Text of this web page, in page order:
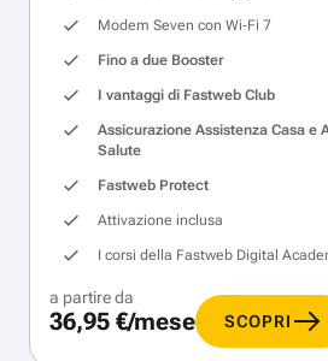
Modem Seven con Wi‑Fi 7
Fino a due Booster
I vantaggi di Fastweb Club
Assicurazione Assistenza Casa e
Salute
Fastweb Protect
Attivazione inclusa
I corsi della Fastweb Digital
a partire da
36,95 €/mese SCOPRI